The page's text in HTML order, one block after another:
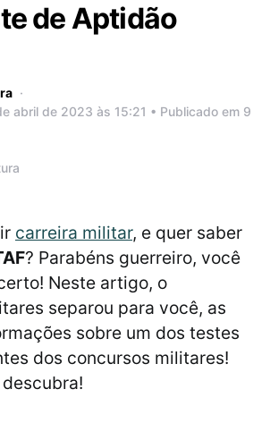
de Aptidão
abril de 2023 às 15:21 • Publicado em 9
carreira militar, e quer saber
? Parabéns guerreiro, você
Neste artigo, o
separou para você, as
sobre um dos testes
dos concursos militares!